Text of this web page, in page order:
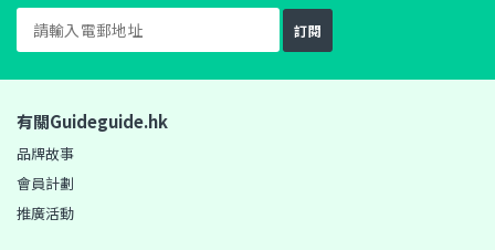
訂閱
有關Guideguide.hk
品牌故事
會員計劃
推廣活動